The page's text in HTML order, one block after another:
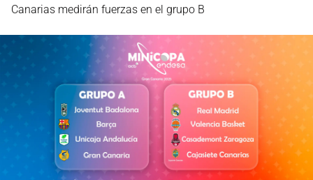
Canarias medirán fuerzas en el grupo B